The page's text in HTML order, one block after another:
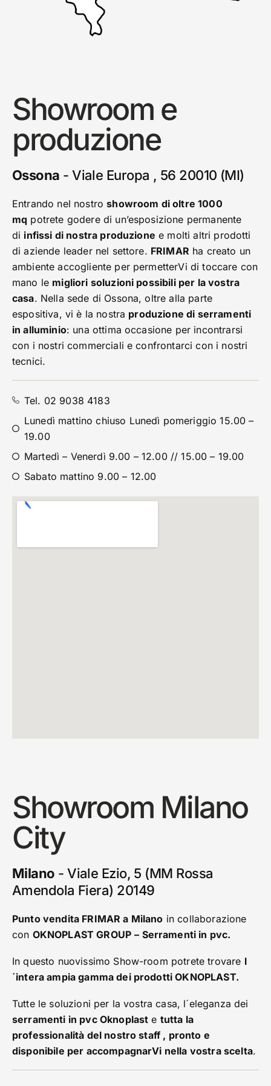
Showroom e
produzione
Ossona - Viale Europa , 56 20010 (MI)
Entrando nel nostroshowroom di oltre 1000
mq potrete godere di un’esposizione permanente
di infissi di nostra produzione e molti altri prodotti
di aziende leader nel settore. FRIMAR ha creato un
ambiente accogliente per permetterVi di toccare con
mano le migliori soluzioni possibili per la vostra
casa. Nella sede di Ossona, oltre alla parte
espositiva, vi è la nostra produzione di serramenti
in alluminio: una ottima occasione per incontrarsi
con i nostri commerciali e confrontarci con i nostri
tecnici.
Tel. 02 9038 4183
Lunedì mattino chiuso Lunedì pomeriggio 15.00 –
19.00
Martedì – Venerdì 9.00 – 12.00 // 15.00 – 19.00
Sabato mattino 9.00 – 12.00
Showroom Milano
City
Milano - Viale Ezio, 5 (MM Rossa
Amendola Fiera) 20149
Punto vendita FRIMAR a Milano in collaborazione
con OKNOPLAST GROUP – Serramenti in pvc.
In questo nuovissimo Show-room potrete trovare l
´intera ampia gamma dei prodotti OKNOPLAST.
Tutte le soluzioni per la vostra casa, l´eleganza dei
serramenti in pvc Oknoplast e tutta la
professionalità del nostro staff , pronto e
disponibile per accompagnarVi nella vostra scelta.